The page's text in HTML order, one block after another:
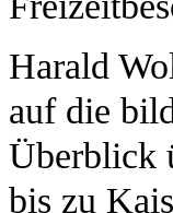
Harald
auf die
Überblick
bis zu